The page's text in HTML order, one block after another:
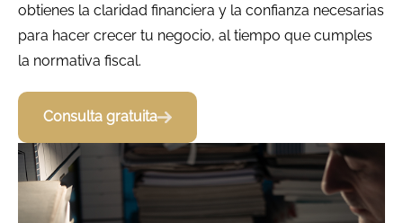
obtienes la claridad financiera y la confianza necesarias
para hacer crecer tu negocio, al tiempo que cumples
la normativa fiscal.
Consulta gratuita